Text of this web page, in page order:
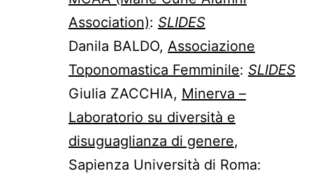
Association): SLIDES
Danila BALDO, Associazione
Toponomastica Femminile: SLIDES
Giulia ZACCHIA, Minerva –
Laboratorio su diversità e
disuguaglianza di genere,
Sapienza Università di Roma: